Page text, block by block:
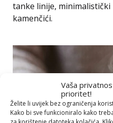
Vaša
prioritet!
Želite li uvijek bez ograničenja
Kako bi sve funkcioniralo kako
tanke linije,
kamenčići.